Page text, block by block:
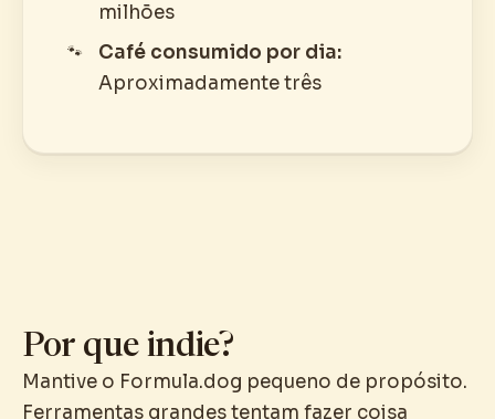
milhões
Café consumido por dia:
Aproximadamente três
Por que indie?
Mantive o Formula.dog pequeno de propósito.
Ferramentas grandes tentam fazer coisa